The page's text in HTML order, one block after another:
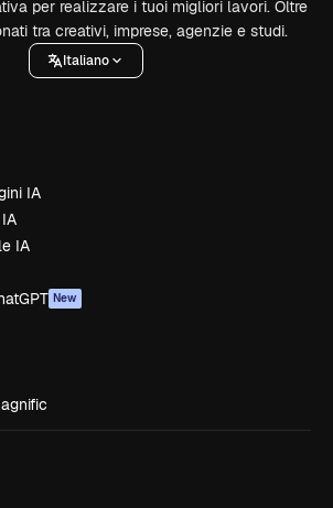
per realizzare i tuoi migliori lavori. Oltre
tra creativi, imprese, agenzie e studi.
Italiano
IA
IA
New